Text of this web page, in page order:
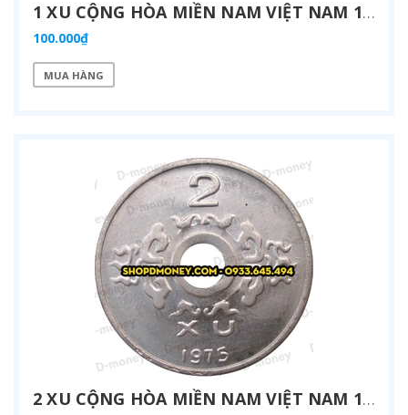
1 XU CỘNG HÒA MIỀN NAM VIỆT NAM 1975
100.000₫
MUA HÀNG
2 XU CỘNG HÒA MIỀN NAM VIỆT NAM 1975